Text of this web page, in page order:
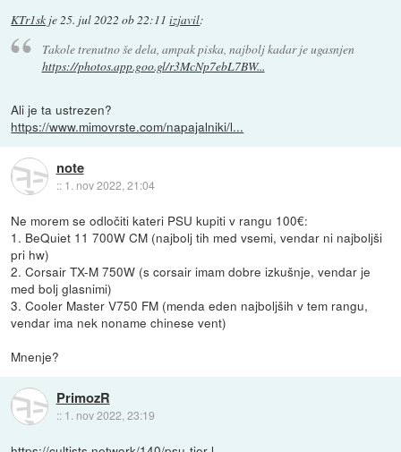
KTr1sk je25. jul 2022 ob 22:11 izjavil:
Takole trenutno še dela, ampak piska, najbolj kadar je ugasnjen
https://photos.app.goo.gl/r3McNp7ebL7BW...
Ali je ta ustrezen?
https://www.mimovrste.com/napajalniki/l...
note
:: 1. nov 2022, 21:04
Ne morem se odločiti kateri PSU kupiti v rangu 100€:
1. BeQuiet 11 700W CM (najbolj tih med vsemi, vendar ni najboljši
pri hw)
2. Corsair TX-M 750W (s corsair imam dobre izkušnje, vendar je
med bolj glasnimi)
3. Cooler Master V750 FM (menda eden najboljših v tem rangu,
vendar ima nek noname chinese vent)
Mnenje?
PrimozR
:: 1. nov 2022, 23:19